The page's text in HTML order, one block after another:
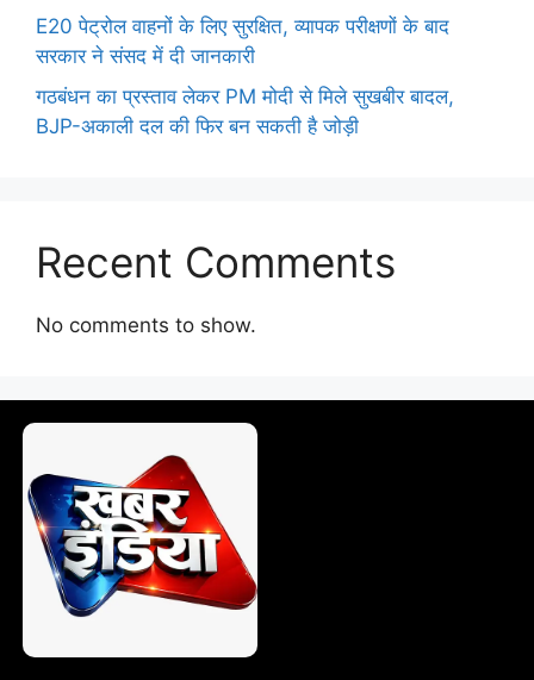
E20 पेट्रोल वाहनों के लिए सुरक्षित, व्यापक परीक्षणों के बाद
सरकार ने संसद में दी जानकारी
गठबंधन का प्रस्ताव लेकर PM मोदी से मिले सुखबीर बादल,
BJP-अकाली दल की फिर बन सकती है जोड़ी
Recent Comments
No comments to show.